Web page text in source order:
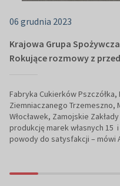
06 grudnia 2023
Krajowa Grupa
Rokujące rozmowy z
Fabryka Cukierków
Ziemniaczanego Trzemeszno,
Włocławek, Zamojskie
produkcję marek własnych 15
powody do satysfakcji – mówi